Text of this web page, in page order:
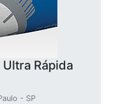
Rápida
- SP